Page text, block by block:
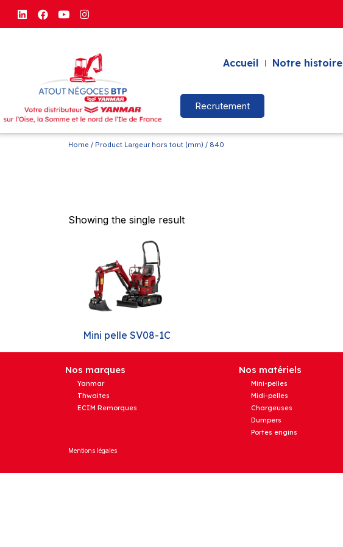
Accueil Notre histoire
Recrutement
Home / Product Largeur hors tout (mm) / 840
Showing the single result
Mini pelle SV08-1C
Nos marques
Yanmar
Thwaites
ECIM Remorques
Nos matériels
Mini-pelles
Midi-pelles
Chargeuses
Dumpers
Portes engins
Mentions légales